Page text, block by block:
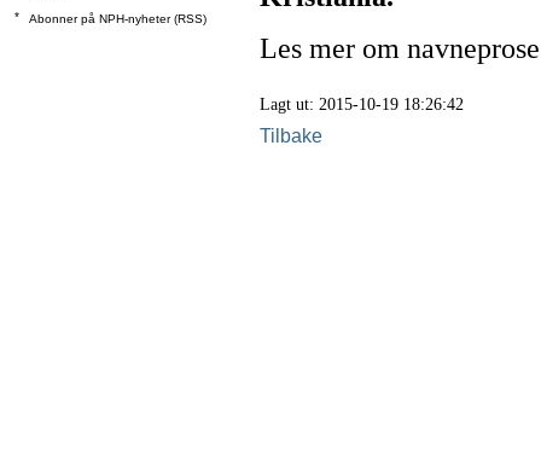
*
Abonner på NPH-nyheter (RSS)
Les mer om
Lagt ut: 2015-10-19 18:26:42
Tilbake